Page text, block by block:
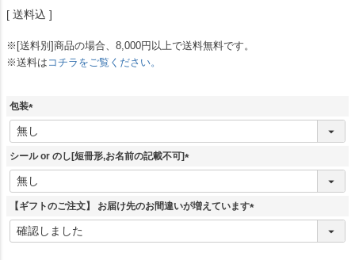
送料込
※[送料別]商品の場合、8,000円以上で送料無料です。
※送料は コチラをご覧ください。
包装
(
必
須
シール or のし[短冊形,お名前の記載不可]
(
須
【ギフトのご注文】 お届け先のお間違いが増えています
(